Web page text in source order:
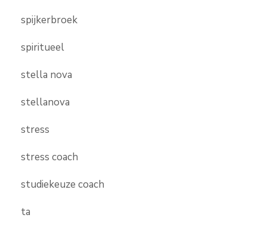
spijkerbroek
spiritueel
stella nova
stellanova
stress
stress coach
studiekeuze coach
ta